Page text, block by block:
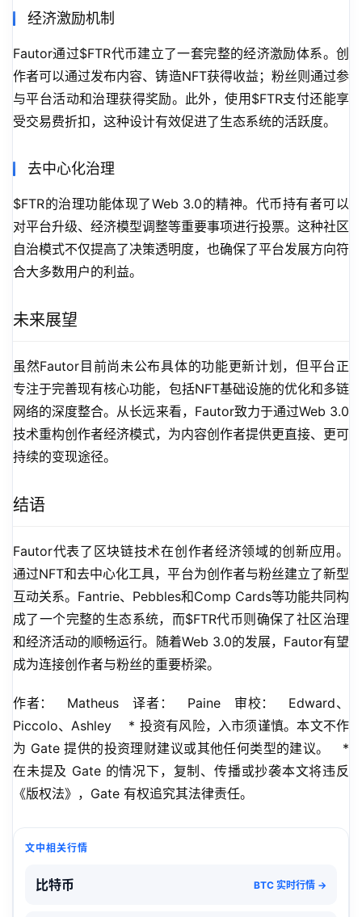
经济激励机制
Fautor通过$FTR代币建立了一套完整的经济激励体系。创
作者可以通过发布内容、铸造NFT获得收益；粉丝则通过参
与平台活动和治理获得奖励。此外，使用$FTR支付还能享
受交易费折扣，这种设计有效促进了生态系统的活跃度。
去中心化治理
$FTR的治理功能体现了Web 3.0的精神。代币持有者可以
对平台升级、经济模型调整等重要事项进行投票。这种社区
自治模式不仅提高了决策透明度，也确保了平台发展方向符
合大多数用户的利益。
未来展望
虽然Fautor目前尚未公布具体的功能更新计划，但平台正
专注于完善现有核心功能，包括NFT基础设施的优化和多链
网络的深度整合。从长远来看，Fautor致力于通过Web 3.0
技术重构创作者经济模式，为内容创作者提供更直接、更可
持续的变现途径。
结语
Fautor代表了区块链技术在创作者经济领域的创新应用。
通过NFT和去中心化工具，平台为创作者与粉丝建立了新型
互动关系。Fantrie、Pebbles和Comp Cards等功能共同构
成了一个完整的生态系统，而$FTR代币则确保了社区治理
和经济活动的顺畅运行。随着Web 3.0的发展，Fautor有望
成为连接创作者与粉丝的重要桥梁。
作者：   Matheus   译者：   Paine   审校：   Edward、
Piccolo、Ashley    * 投资有风险，入市须谨慎。本文不作
为 Gate 提供的投资理财建议或其他任何类型的建议。   *
在未提及 Gate 的情况下，复制、传播或抄袭本文将违反
《版权法》，Gate 有权追究其法律责任。
文中相关行情
比特币 BTC 实时行情 →